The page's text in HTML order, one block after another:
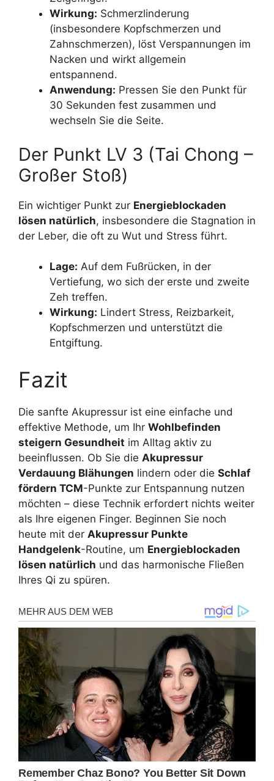
Wirkung: Schmerzlinderung
(insbesondere Kopfschmerzen und
Zahnschmerzen), löst Verspannungen im
Nacken und wirkt allgemein
entspannend.
Anwendung: Pressen Sie den Punkt für
30 Sekunden fest zusammen und
wechseln Sie die Seite.
Der Punkt LV 3 (Tai Chong –
Großer Stoß)
Ein wichtiger Punkt zur Energieblockaden
lösen natürlich, insbesondere die Stagnation in
der Leber, die oft zu Wut und Stress führt.
Lage: Auf dem Fußrücken, in der
Vertiefung, wo sich der erste und zweite
Zeh treffen.
Wirkung: Lindert Stress, Reizbarkeit,
Kopfschmerzen und unterstützt die
Entgiftung.
Fazit
Die sanfte Akupressur ist eine einfache und
effektive Methode, um Ihr Wohlbefinden
steigern Gesundheit im Alltag aktiv zu
beeinflussen. Ob Sie die Akupressur
Verdauung Blähungen lindern oder die Schlaf
fördern TCM-Punkte zur Entspannung nutzen
möchten – diese Technik erfordert nichts weiter
als Ihre eigenen Finger. Beginnen Sie noch
heute mit der Akupressur Punkte
Handgelenk-Routine, um Energieblockaden
lösen natürlich und das harmonische Fließen
Ihres Qi zu spüren.